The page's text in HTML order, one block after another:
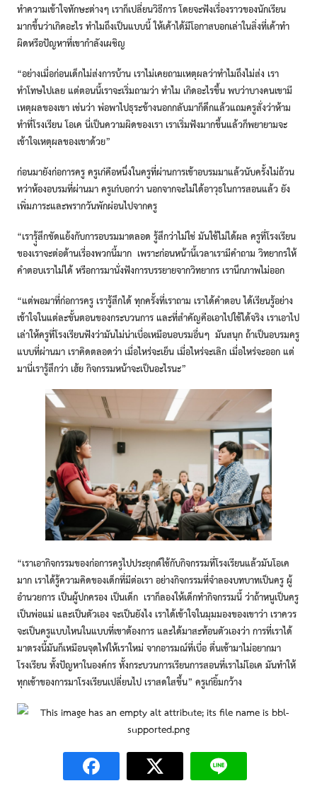
ทำความเข้าใจทักษะต่างๆ เราก็เปลี่ยนวิธีการ โดยจะฟังเรื่องราวของนักเรียน
มากขึ้นว่าเกิดอะไร ทำไมถึงเป็นแบบนี้ ให้เค้าได้มีโอกาสบอกเล่าในสิ่งที่เค้าทำ
ผิดหรือปัญหาที่เขากำลังเผชิญ
“อย่างเมื่อก่อนเด็กไม่ส่งการบ้าน เราไม่เคยถามเหตุผลว่าทำไมถึงไม่ส่ง เรา
ทำโทษไปเลย แต่ตอนนี้เราจะเริ่มถามว่า ทำไม เกิดอะไรขึ้น พบว่าบางคนเขามี
เหตุผลของเขา เช่นว่า พ่อพาไปธุระข้างนอกกลับมาก็ดึกแล้วแถมครูสั่งว่าห้าม
ทำที่โรงเรียน โอเค นี่เป็นความผิดของเรา เราเริ่มฟังมากขึ้นแล้วก็พยายามจะ
เข้าใจเหตุผลของเขาด้วย”
ก่อนมายังก่อการครู ครูเก๋คือหนึ่งในครูที่ผ่านการเข้าอบรมมาแล้วนับครั้งไม่ถ้วน
ทว่าห้องอบรมที่ผ่านมา ครูเก๋บอกว่า นอกจากจะไม่ได้อาวุธในการสอนแล้ว ยัง
เพิ่มภาระและพรากวันพักผ่อนไปจากครู
“เรารุู้สึกขัดแย้งกับการอบรมมาตลอด รู้สึกว่าไม่ใช่ มันใช้ไม่ได้ผล ครูที่โรงเรียน
ของเราจะต่อต้านเรื่องพวกนี้มาก เพราะก่อนหน้านี้เวลาเรามีคำถาม วิทยากรให้
คำตอบเราไม่ได้ หรือการมานั่งฟังการบรรยายจากวิทยากร เรานึกภาพไม่ออก
“แต่พอมาที่ก่อการครู เรารู้สึกได้ ทุกครั้งที่เราถาม เราได้คำตอบ ได้เรียนรู้อย่าง
เข้าใจในแต่ละขั้นตอนของกระบวนการ และที่สำคัญคือเอาไปใช้ได้จริง เราเอาไป
เล่าให้ครูที่โรงเรียนฟังว่ามันไม่น่าเบื่อเหมือนอบรมอื่นๆ มันสนุก ถ้าเป็นอบรมครู
แบบที่ผ่านมา เราคิดตลอดว่า เมื่อไหร่จะเย็น เมื่อไหร่จะเลิก เมื่อไหร่จะออก แต่
มานี่เรารู้สึกว่า เฮ้ย กิจกรรมหน้าจะเป็นอะไรนะ”
“เราเอากิจกรรมของก่อการครูไปประยุกต์ใช้กับกิจกรรมที่โรงเรียนแล้วมันโอเค
มาก เราได้รู้ความคิดของเด็กที่มีต่อเรา อย่างกิจกรรมที่จำลองบทบาทเป็นครู ผู้
อำนวยการ เป็นผู้ปกครอง เป็นเด็ก เราก็ลองให้เด็กทำกิจกรรมนี้ ว่าถ้าหนูเป็นครู
เป็นพ่อแม่ และเป็นตัวเอง จะเป็นยังไง เราได้เข้าใจในมุมมองของเขาว่า เราควร
จะเป็นครูแบบไหนในแบบที่เขาต้องการ และได้มาสะท้อนตัวเองว่า การที่เราได้
มาตรงนี้มันก็เหมือนจุดไฟให้เราใหม่ จากอารมณ์ที่เบื่อ ตื่นเช้ามาไม่อยากมา
โรงเรียน ทั้งปัญหาในองค์กร ทั้งกระบวนการเรียนการสอนที่เราไม่โอเค มันทำให้
ทุกเช้าของการมาโรงเรียนเปลี่ยนไป เราสดใสขึ้น” ครูเก๋ยิ้มกว้าง